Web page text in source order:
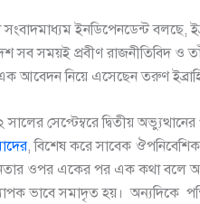
সংবাদমাধ্যম ইনডিপেনডেন্ট
সব সময়ই প্রবীণ রাজনীতিবিদ ও
আবেদন নিয়ে এসেছেন তরুণ
সেপ্টেম্বরে দ্বিতীয়
, বিশেষ করে সাবেক ঔপনিবেশিক
ওপর একের পর এক কথা বলে
ভাবে সমাদৃত হয়। অন্যদিকে